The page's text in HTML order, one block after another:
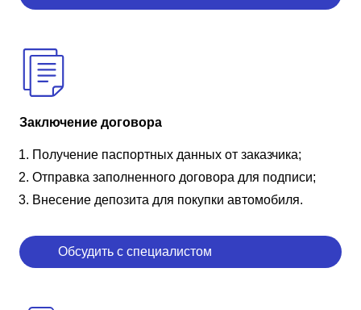
Заключение договора
Получение паспортных данных от заказчика;
Отправка заполненного договора для подписи;
Внесение депозита для покупки автомобиля.
Обсудить с специалистом